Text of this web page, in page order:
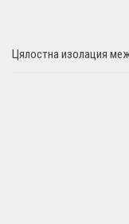
Цялостна изолация